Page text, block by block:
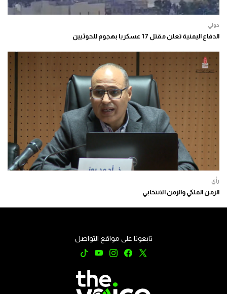
دولي
الدفاع اليمنية تعلن مقتل 17 عسكريا بهجوم للحوثيين
رأي
الزمن الملكي والزمن الانتخابي
تابعونا على مواقع التواصل